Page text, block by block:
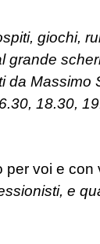
giochi,
grande
da Massimo
18.30,
per voi e con
e